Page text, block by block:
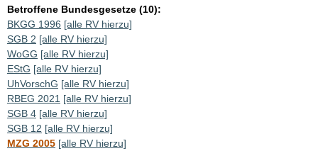
Betroffene Bundesgesetze (10):
BKGG 1996 [alle RV hierzu]
SGB 2 [alle RV hierzu]
WoGG [alle RV hierzu]
EStG [alle RV hierzu]
UhVorschG [alle RV hierzu]
RBEG 2021 [alle RV hierzu]
SGB 4 [alle RV hierzu]
SGB 12 [alle RV hierzu]
MZG 2005 [alle RV hierzu]